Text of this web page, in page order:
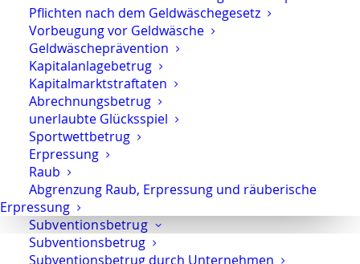
Pflichten nach dem Geldwäschegesetz
Vorbeugung vor Geldwäsche
Geldwäscheprävention
Kapitalanlagebetrug
Kapitalmarktstraftaten
Abrechnungsbetrug
unerlaubte Glücksspiel
Sportwettbetrug
Erpressung
Raub
Abgrenzung Raub, Erpressung und räuberische
Erpressung
Subventionsbetrug
Subventionsbetrug
Subventionsbetrug durch Unternehmen
E-Mail Teilen
Drucken
Das interessiert Sie vielleicht auch: